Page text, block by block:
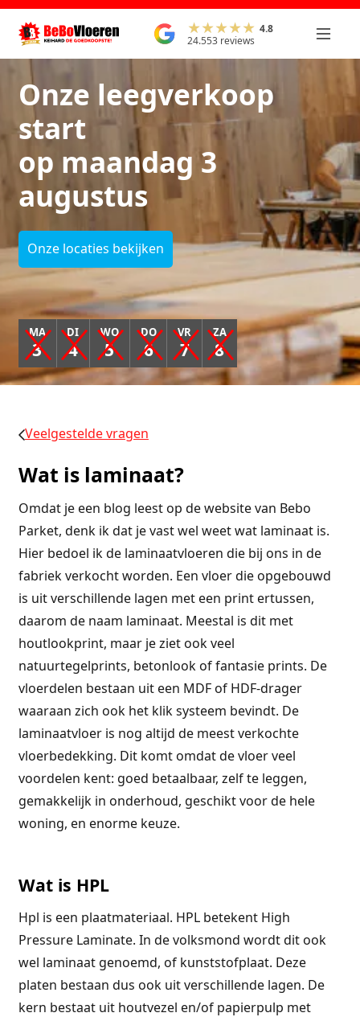
4.8
24.553 reviews
Onze leegverkoop
start
op maandag 3
augustus
Onze locaties bekijken
MA
3
DI
4
WO
5
DO
6
VR
7
ZA
8
Veelgestelde vragen
Wat is laminaat?
Omdat je een blog leest op de website van Bebo
Parket, denk ik dat je vast wel weet wat laminaat is.
Hier bedoel ik de laminaatvloeren die bij ons in de
fabriek verkocht worden. Een vloer die opgebouwd
is uit verschillende lagen met een print ertussen,
daarom de naam laminaat. Meestal is dit met
houtlookprint, maar je ziet ook veel
natuurtegelprints, betonlook of fantasie prints. De
vloerdelen bestaan uit een MDF of HDF-drager
waaraan zich ook het klik systeem bevindt. De
laminaatvloer is nog altijd de meest verkochte
vloerbedekking. Dit komt omdat de vloer veel
voordelen kent: goed betaalbaar, zelf te leggen,
gemakkelijk in onderhoud, geschikt voor de hele
woning, en enorme keuze.
Wat is HPL
Hpl is een plaatmateriaal. HPL betekent High
Pressure Laminate. In de volksmond wordt dit ook
wel laminaat genoemd, of kunststofplaat. Deze
platen bestaan dus ook uit verschillende lagen. De
kern bestaat uit houtvezel en/of papierpulp met